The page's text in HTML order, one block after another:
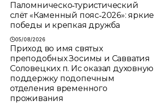
Паломническо‑туристический
слёт «Каменный пояс‑2026»: яркие
победы и крепкая дружба
05/08/2026
Приход во имя святых
преподобных Зосимы и Савватия
Соловецких п. Ис оказал духовную
поддержку подопечным
отделения временного
проживания